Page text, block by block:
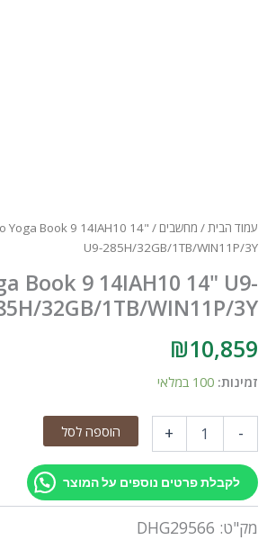
/מחשבים
/ Lenovo Yoga Book 9 14IAH10 14"
U9-285H/32GB/1TB/
Yoga Book 9 14IAH10
285H/32GB/1TB/
₪
100 במלאי
הוספה לסל
פרטים נוספים על המוצר
DHG29566